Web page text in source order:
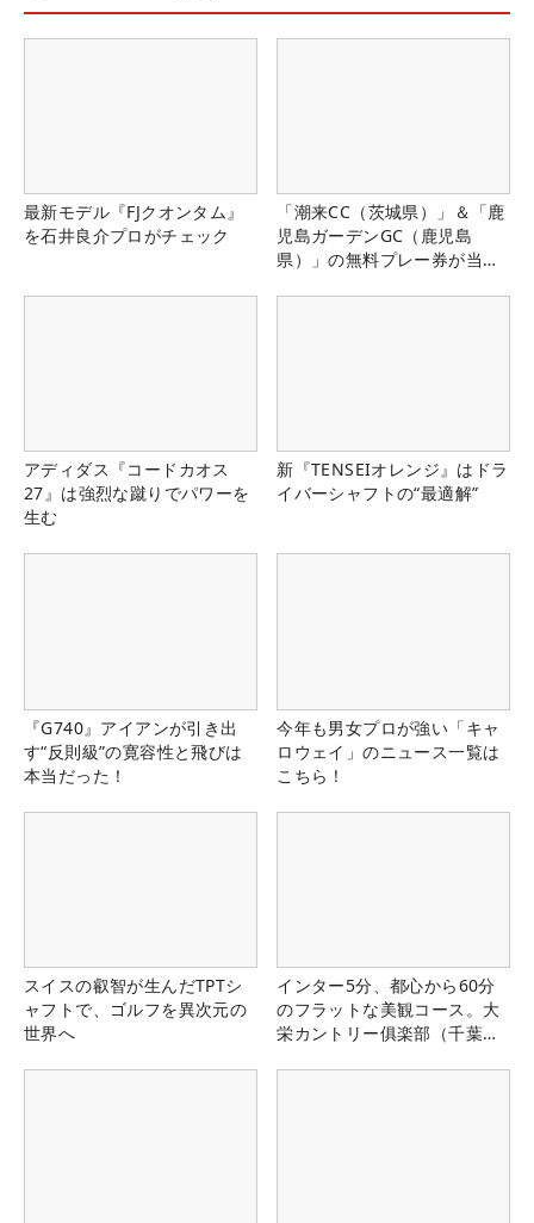
最新モデル『FJクオンタム』
を石井良介プロがチェック
「潮来CC（茨城県）」＆「鹿
児島ガーデンGC（鹿児島
県）」の無料プレー券が当た
アディダス『コードカオス
27』は強烈な蹴りでパワーを
生む
新『TENSEIオレンジ』はドラ
イバーシャフトの“最適解”
『G740』アイアンが引き出
す“反則級”の寛容性と飛びは
本当だった！
今年も男女プロが強い「キャ
ロウェイ」のニュース一覧は
こちら！
スイスの叡智が生んだTPTシ
ャフトで、ゴルフを異次元の
世界へ
インター5分、都心から60分
のフラットな美観コース。大
栄カントリー俱楽部（千葉